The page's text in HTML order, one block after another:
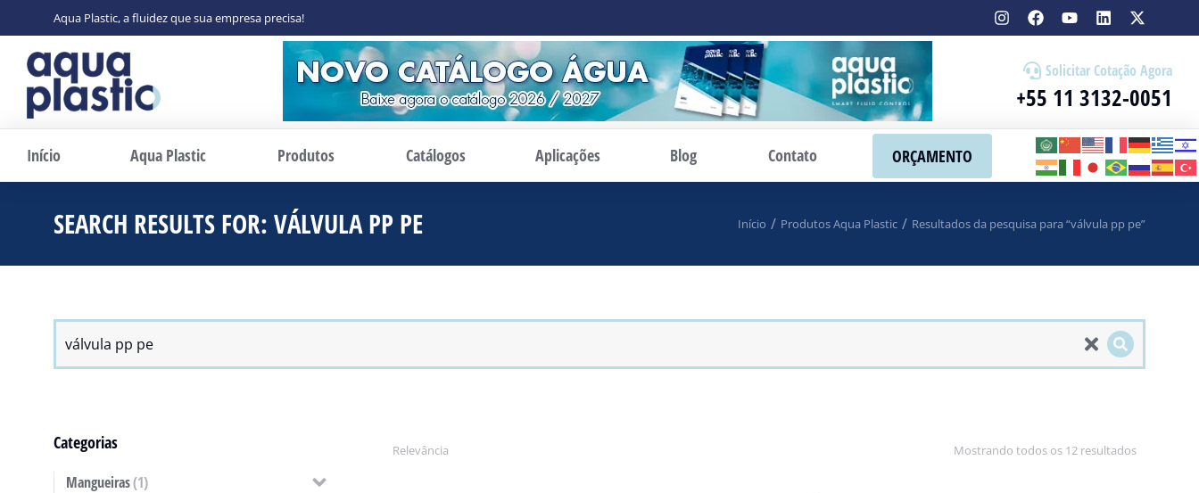
Aqua Plastic, a fluidez que sua empresa precisa!
Solicitar Cotação Agora
+55 11 3132-0051
Início Aqua Plastic Produtos Catálogos Aplicações Blog Contato ORÇAMENTO
SEARCH RESULTS FOR: VÁLVULA PP PE Início Produtos Aqua Plastic Resultados da pesquisa para “válvula pp pe”
Categorias
Mangueiras(1)
Mostrando todos os 12 resultados